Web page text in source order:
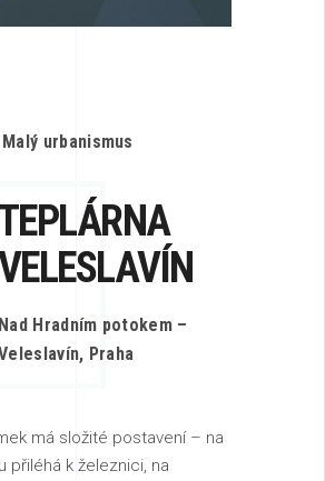
Malý urbanismus
Nad Hradním potokem –
Praha
má složité postavení – na
přiléhá k železnici, na